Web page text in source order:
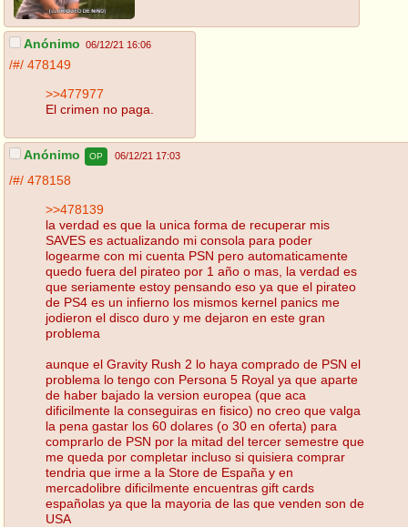
Anónimo 06/12/21 16:06
/#/ 478149
>>477977
El crimen no paga.
Anónimo OP 06/12/21 17:03
/#/ 478158
>>478139
la verdad es que la unica forma de recuperar mis
SAVES es actualizando mi consola para poder
logearme con mi cuenta PSN pero automaticamente
quedo fuera del pirateo por 1 año o mas, la verdad es
que seriamente estoy pensando eso ya que el pirateo
de PS4 es un infierno los mismos kernel panics me
jodieron el disco duro y me dejaron en este gran
problema
aunque el Gravity Rush 2 lo haya comprado de PSN el
problema lo tengo con Persona 5 Royal ya que aparte
de haber bajado la version europea (que aca
dificilmente la conseguiras en fisico) no creo que valga
la pena gastar los 60 dolares (o 30 en oferta) para
comprarlo de PSN por la mitad del tercer semestre que
me queda por completar incluso si quisiera comprar
tendria que irme a la Store de España y en
mercadolibre dificilmente encuentras gift cards
españolas ya que la mayoria de las que venden son de
USA